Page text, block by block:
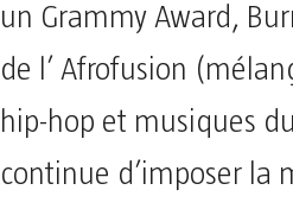
un Grammy Award,
de l’ Afrofusion
hip-hop et musiques
continue d’imposer la